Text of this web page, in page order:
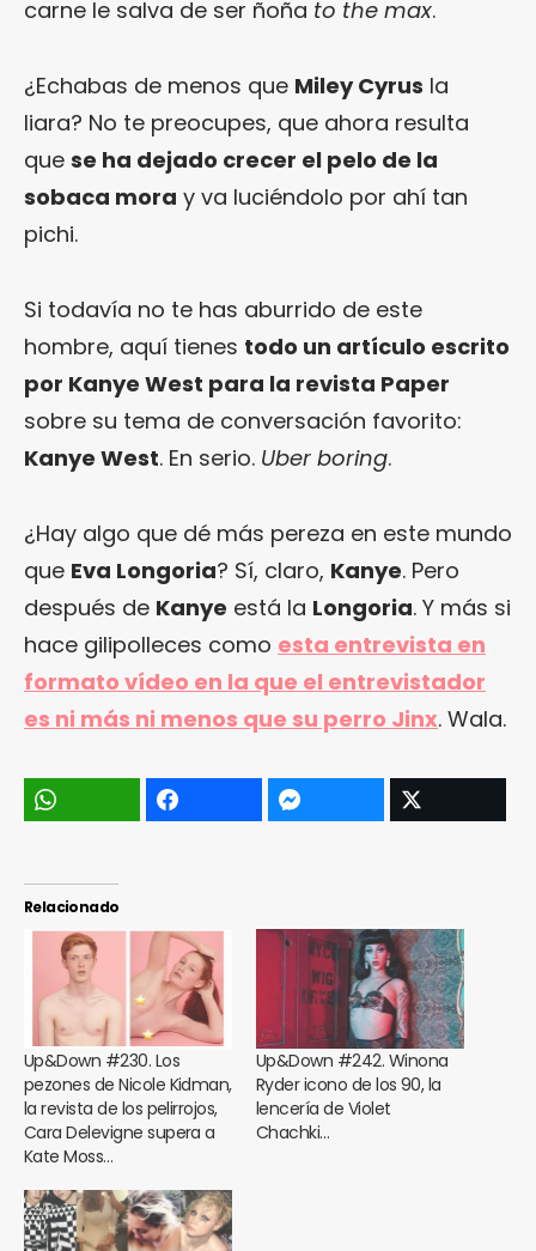
carne le salva de ser ñoña to the max.
¿Echabas de menos que Miley Cyrus la
liara? No te preocupes, que ahora resulta
que se ha dejado crecer el pelo de la
sobaca mora y va luciéndolo por ahí tan
pichi.
Si todavía no te has aburrido de este
hombre, aquí tienes todo un artículo escrito
por Kanye West para la revista Paper
sobre su tema de conversación favorito:
Kanye West. En serio. Uber boring.
¿Hay algo que dé más pereza en este mundo
que Eva Longoria? Sí, claro, Kanye. Pero
después de Kanye está la Longoria. Y más si
hace gilipolleces como esta entrevista en
formato vídeo en la que el entrevistador
es ni más ni menos que su perro Jinx. Wala.
Relacionado
Up&Down #230. Los
pezones de Nicole Kidman,
la revista de los pelirrojos,
Cara Delevigne supera a
Kate Moss…
Up&Down #242. Winona
Ryder icono de los 90, la
lencería de Violet
Chachki…